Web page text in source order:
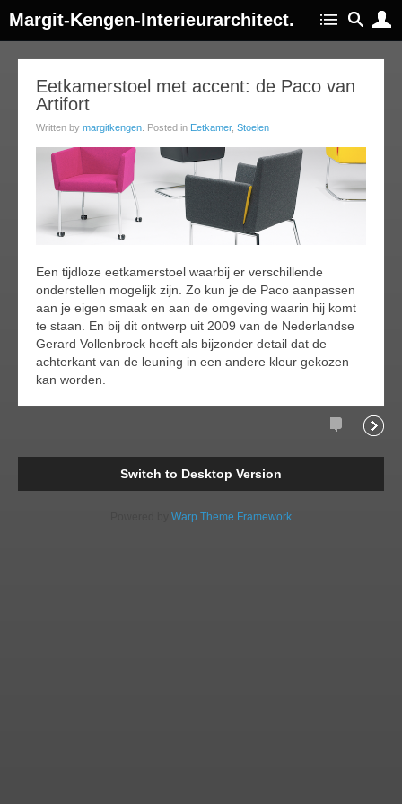
Margit-Kengen-Interieurarchitect.
Eetkamerstoel met accent: de Paco van
Artifort
Written by margitkengen . Posted in Eetkamer, Stoelen
Een tijdloze eetkamerstoel waarbij er verschillende
onderstellen mogelijk zijn. Zo kun je de Paco aanpassen
aan je eigen smaak en aan de omgeving waarin hij komt
te staan. En bij dit ontwerp uit 2009 van de Nederlandse
Gerard Vollenbrock heeft als bijzonder detail dat de
achterkant van de leuning in een andere kleur gekozen
kan worden.
Comments
Switch to Desktop Version
Warp Theme Framework